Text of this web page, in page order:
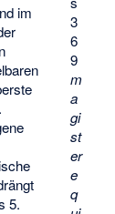
3
6
9
m
a
gi
st
er
e
q
im
5.